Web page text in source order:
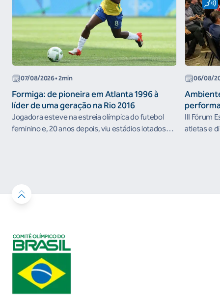
07/08/2026• 2min
Formiga: de pioneira em Atlanta 1996 à
líder de uma geração na Rio 2016
Jogadora esteve na estreia olímpica do futebol
feminino e, 20 anos depois, viu estádios lotados
06/08/
III Fórum
atletas e